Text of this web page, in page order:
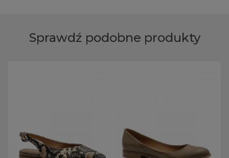
Sprawdź podobne produkty